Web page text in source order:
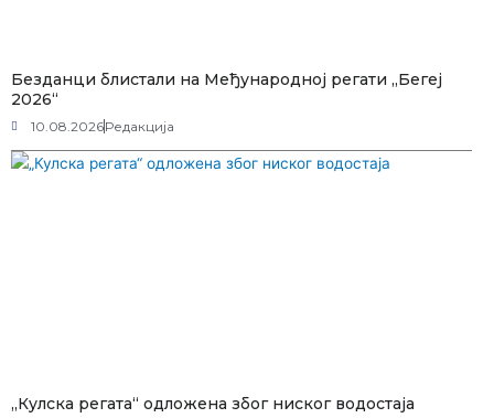
Безданци блистали на Међународној регати „Бегеј
2026“
10.08.2026Редакција
„Кулска регата“ одложена због ниског водостаја